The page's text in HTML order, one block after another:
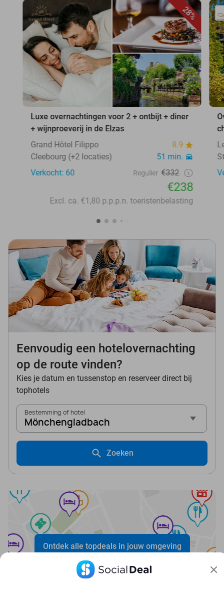
28%
Luxe overnachtingen voor 2 + ontbijt + diner
+ wijnproeverij in de Elzas
Grand Hôtel Filippo
8.9
Cleebourg (+2 locaties)
51 min.
Verkocht: 60
Regulier €332
€238
Excl. ca. €1,80 p.p.p.n. toeristenbelasting
Eenvoudig een hotelovernachting
op de route vinden?
Kies je datum en tussenstop en reserveer direct bij
tophotels
Bestemming of hotel
Mönchengladbach
Zoeken
Ontdek alle topdeals in jouw omgeving